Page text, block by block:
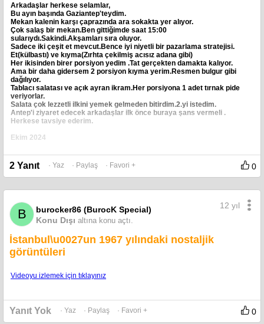
Arkadaşlar herkese selamlar,
Bu ayın başında Gaziantep'teydim.
Mekan kalenin karşı çaprazında ara sokakta yer alıyor.
Çok salaş bir mekan.Ben gittiğimde saat 15:00
sularıydı.Sakindi.Akşamları sıra oluyor.
Sadece iki çeşit et mevcut.Bence iyi niyetli bir pazarlama stratejisi.
Et(külbastı) ve kıyma(Zırhta çekilmiş acısız adana gibi)
Her ikisinden birer porsiyon yedim .Tat gerçekten damakta kalıyor.
Ama bir daha gidersem 2 porsiyon kıyma yerim.Resmen bulgur gibi
dağılıyor.
Tablacı salatası ve açık ayran ikram.Her porsiyona 1 adet tırnak pide
veriyorlar.
Salata çok lezzetli ilkini yemek gelmeden bitirdim.2.yi istedim.
Antep'i ziyaret edecek arkadaşlar ilk önce buraya şans vermeli .
Herkese tavsiye ederim.
Ekim 2024
Et:230-TL
Kıyma:200-TL
< Resime gitmek için tıklayın >
< Resime gitmek için tıklayın >
< Resime gitmek için tıklayın >
< Resime gitmek için tıklayın >
< Resime gitmek için tıklayın >
2 Yanıt · Yaz · Paylaş · Favori + 0
B
burocker86 (BurocK Special)
Konu Dışı altına konu açtı.
12 yıl
İstanbul\u0027un 1967 yılındaki nostaljik
görüntüleri
Videoyu izlemek için tıklayınız
Yanıt Yok · Yaz · Paylaş · Favori + 0